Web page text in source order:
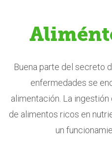
Buena parte del secreto
enfermedades se
alimentación. La
de alimentos ricos en
un